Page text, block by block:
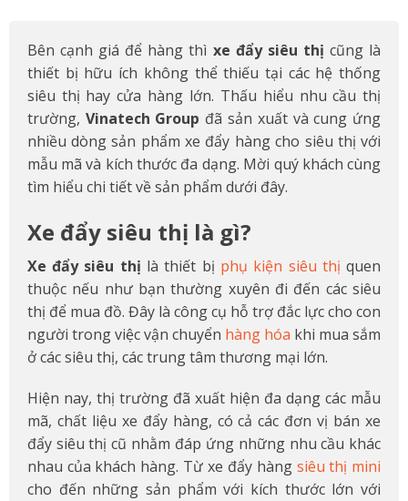
Bên cạnh giá để hàng thì xe đẩy siêu thị cũng là
thiết bị hữu ích không thể thiếu tại các hệ thống
siêu thị hay cửa hàng lớn. Thấu hiểu nhu cầu thị
trường, Vinatech Group đã sản xuất và cung ứng
nhiều dòng sản phẩm xe đẩy hàng cho siêu thị với
mẫu mã và kích thước đa dạng. Mời quý khách cùng
tìm hiểu chi tiết về sản phẩm dưới đây.
Xe đẩy siêu thị là gì?
Xe đẩy siêu thị là thiết bị phụ kiện siêu thị quen
thuộc nếu như bạn thường xuyên đi đến các siêu
thị để mua đồ. Đây là công cụ hỗ trợ đắc lực cho con
người trong việc vận chuyển hàng hóa khi mua sắm
ở các siêu thị, các trung tâm thương mại lớn.
Hiện nay, thị trường đã xuất hiện đa dạng các mẫu
mã, chất liệu xe đẩy hàng, có cả các đơn vị bán xe
đẩy siêu thị cũ nhằm đáp ứng những nhu cầu khác
nhau của khách hàng. Từ xe đẩy hàng siêu thị mini
cho đến những sản phẩm với kích thước lớn với